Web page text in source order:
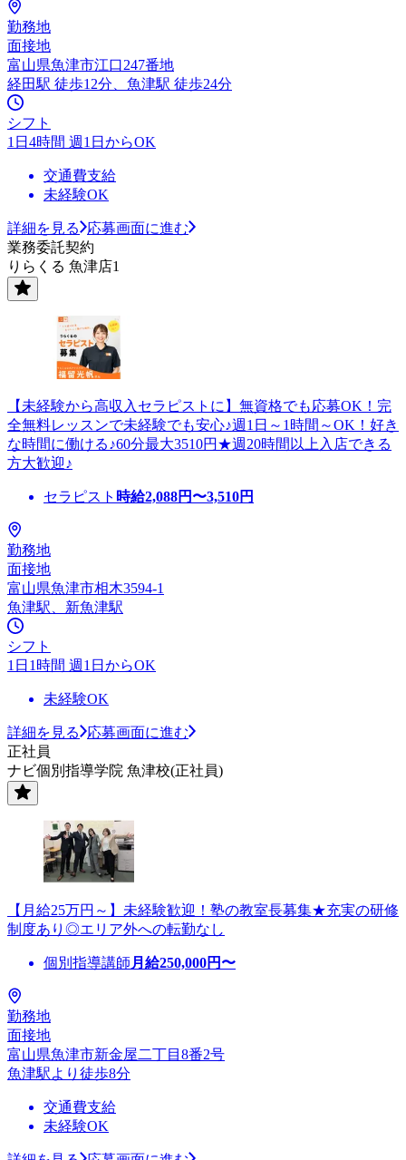
勤務地
面接地
富山県魚津市江口247番地
経田駅 徒歩12分、魚津駅 徒歩24分
シフト
1日4時間 週1日からOK
交通費支給
未経験OK
詳細を見る
応募画面に進む
業務委託契約
りらくる 魚津店1
【未経験から高収入セラピストに】無資格でも応募OK！完
全無料レッスンで未経験でも安心♪週1日～1時間～OK！好き
な時間に働ける♪60分最大3510円★週20時間以上入店できる
方大歓迎♪
セラピスト 時給2,088円〜3,510円
勤務地
面接地
富山県魚津市相木3594-1
魚津駅、新魚津駅
シフト
1日1時間 週1日からOK
未経験OK
詳細を見る
応募画面に進む
正社員
ナビ個別指導学院 魚津校(正社員)
【月給25万円～】未経験歓迎！塾の教室長募集★充実の研修
制度あり◎エリア外への転勤なし
個別指導講師 月給250,000円〜
勤務地
面接地
富山県魚津市新金屋二丁目8番2号
魚津駅より徒歩8分
交通費支給
未経験OK